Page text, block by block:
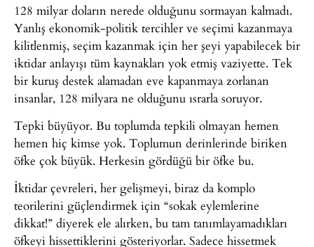
128 milyar doların nerede olduğunu sormayan kalmadı.
Yanlış ekonomik-politik tercihler ve seçimi kazanmaya
kilitlenmiş, seçim kazanmak için her şeyi yapabilecek bir
iktidar anlayışı tüm kaynakları yok etmiş vaziyette. Tek
bir kuruş destek alamadan eve kapanmaya zorlanan
insanlar, 128 milyara ne olduğunu ısrarla soruyor.
Tepki büyüyor. Bu toplumda tepkili olmayan hemen
hemen hiç kimse yok. Toplumun derinlerinde biriken
öfke çok büyük. Herkesin gördüğü bir öfke bu.
İktidar çevreleri, her gelişmeyi, biraz da komplo
teorilerini güçlendirmek için “sokak eylemlerine
dikkat!” diyerek ele alırken, bu tam tanımlayamadıkları
öfkeyi hissettiklerini gösteriyorlar. Sadece hissetmek